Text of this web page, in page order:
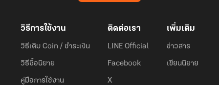
วิธีการใช้งาน
วิธีเติม Coin / ชำระเงิน
วิธีซื้อนิยาย
คู่มือการใช้งาน
ติดต่อเรา
LINE Official
Facebook
X
เพิ่มเติม
ข่าวสาร
เขียนนิยาย